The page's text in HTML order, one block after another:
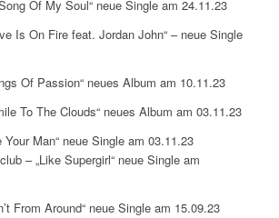
Of My Soul“ neue Single am 24.11.23
Is On Fire feat. Jordan John“ – neue Single
Of Passion“ neues Album am 10.11.23
To The Clouds“ neues Album am 03.11.23
Man“ neue Single am 03.11.23
– „Like Supergirl“ neue Single am
From Around“ neue Single am 15.09.23